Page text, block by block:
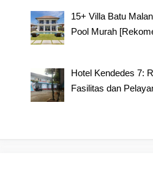
15+ Villa Batu
Pool Murah
Hotel Kendedes 7:
Fasilitas dan